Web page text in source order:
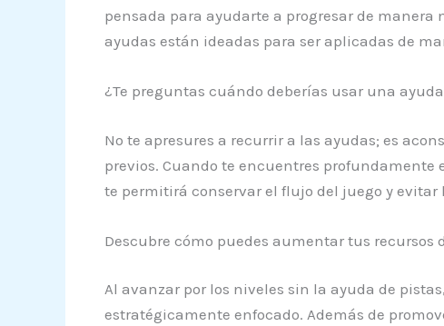
pensada para ayudarte a progresar de
ayudas están ideadas para ser aplicadas de
¿Te preguntas cuándo deberías usar una
No te apresures a recurrir a las ayudas; es
previos. Cuando te encuentres profundamente
te permitirá conservar el flujo del juego y
Descubre cómo puedes aumentar tus recursos
Al avanzar por los niveles sin la ayuda de
estratégicamente enfocado. Además de